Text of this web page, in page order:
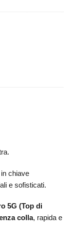
chiave
e sofisticati.
5G (Top di
colla, rapida e